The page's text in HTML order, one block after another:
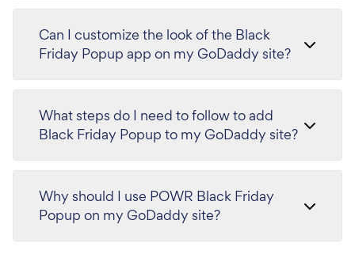
Can I customize the look of the Black
Friday Popup app on my GoDaddy site?
What steps do I need to follow to add
Black Friday Popup to my GoDaddy site?
Why should I use POWR Black Friday
Popup on my GoDaddy site?